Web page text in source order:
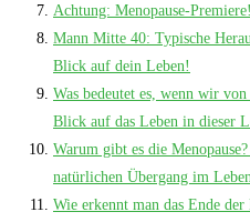
Achtung: Menopause-
Mann Mitte 40: Typische
Blick auf dein Leben!
Was bedeutet es, wenn wir
Blick auf das Leben in dieser
Warum gibt es die
natürlichen Übergang im
Wie erkennt man das Ende